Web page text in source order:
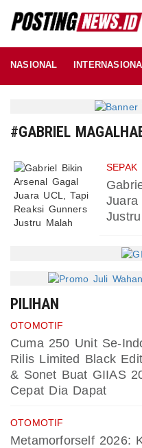
NASIONAL
#GABRIEL
SEPAK
Juara
PILIHAN
OTOMOTIF
Cuma 250 Unit Se-
Rilis Limited Black
& Sonet Buat GIIAS
Cepat Dia Dapat
OTOMOTIF
Metamorforself 2026: